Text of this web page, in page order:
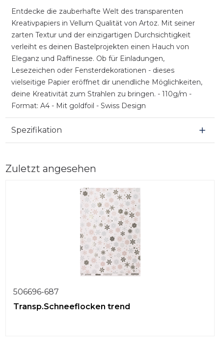
Entdecke die zauberhafte Welt des transparenten
Kreativpapiers in Vellum Qualität von Artoz. Mit seiner
zarten Textur und der einzigartigen Durchsichtigkeit
verleiht es deinen Bastelprojekten einen Hauch von
Eleganz und Raffinesse. Ob für Einladungen,
Lesezeichen oder Fensterdekorationen - dieses
vielseitige Papier eröffnet dir unendliche Möglichkeiten,
deine Kreativität zum Strahlen zu bringen. - 110g/m -
Format: A4 - Mit goldfoil - Swiss Design
Spezifikation
Zuletzt angesehen
506696-687
Transp.Schneeflocken trend